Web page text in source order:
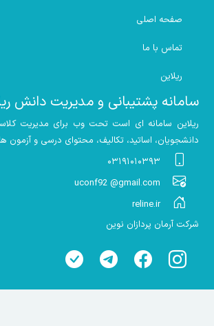
صفحه اصلی
تماس با ما
ریلاین
سامانه پشتیبانی و مدیریت دانش
ریلاین سامانه ای است تحت وب برای مدیریت
دانشجویان، اساتید، تکالیف، محتوای درسی و آزمون
۰۳۱۹۱۰۱۰۳۹۳
uconf92 @gmail.com
reline.ir
شرکت آرمان پردازان نوین